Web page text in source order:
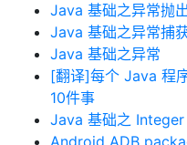
Java 基础之异常抛
Java 基础之异常捕
Java 基础之异常
[翻译]每个 Java 程
10件事
Java 基础之 Integer
Android ADB